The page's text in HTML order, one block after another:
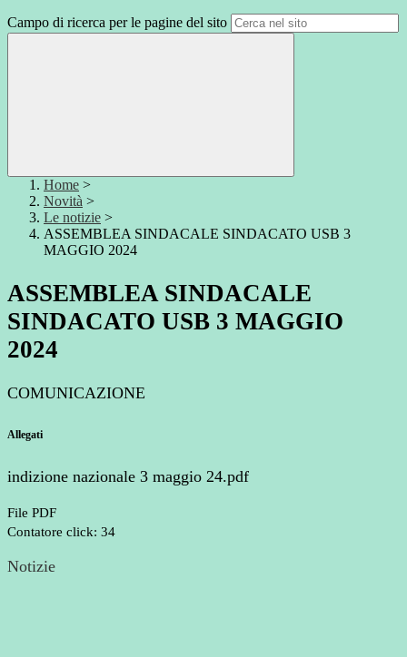
Campo di ricerca per le pagine del sito
Home >
Novità >
Le notizie >
ASSEMBLEA SINDACALE SINDACATO USB 3
MAGGIO 2024
ASSEMBLEA SINDACALE
SINDACATO USB 3 MAGGIO
2024
COMUNICAZIONE
Allegati
indizione nazionale 3 maggio 24.pdf
File PDF
Contatore click: 34
Notizie